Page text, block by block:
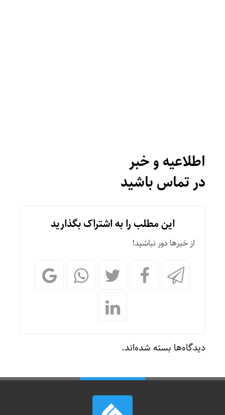
اطلاعیه و خبر
در تماس باشید
این مطلب را به اشتراک بگذارید
از خبرها دور نباشید!
دیدگاه‌ها بسته شده‌اند.